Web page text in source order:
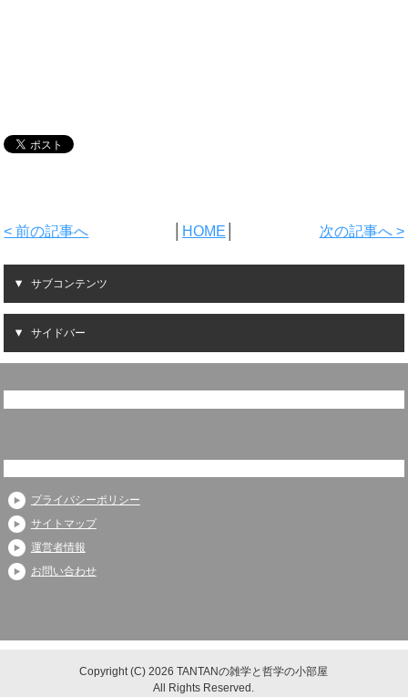
< 前の記事へ HOME 次の記事へ >
サブコンテンツ
サイドバー
プライバシーポリシー
サイトマップ
運営者情報
お問い合わせ
Copyright (C) 2026 TANTANの雑学と哲学の小部屋
All Rights Reserved.